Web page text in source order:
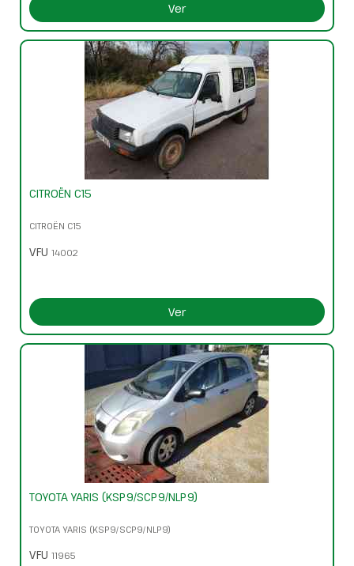
Ver
CITROËN C15
CITROËN C15
VFU 14002
Ver
TOYOTA YARIS (KSP9/SCP9/NLP9)
TOYOTA YARIS (KSP9/SCP9/NLP9)
VFU 11965